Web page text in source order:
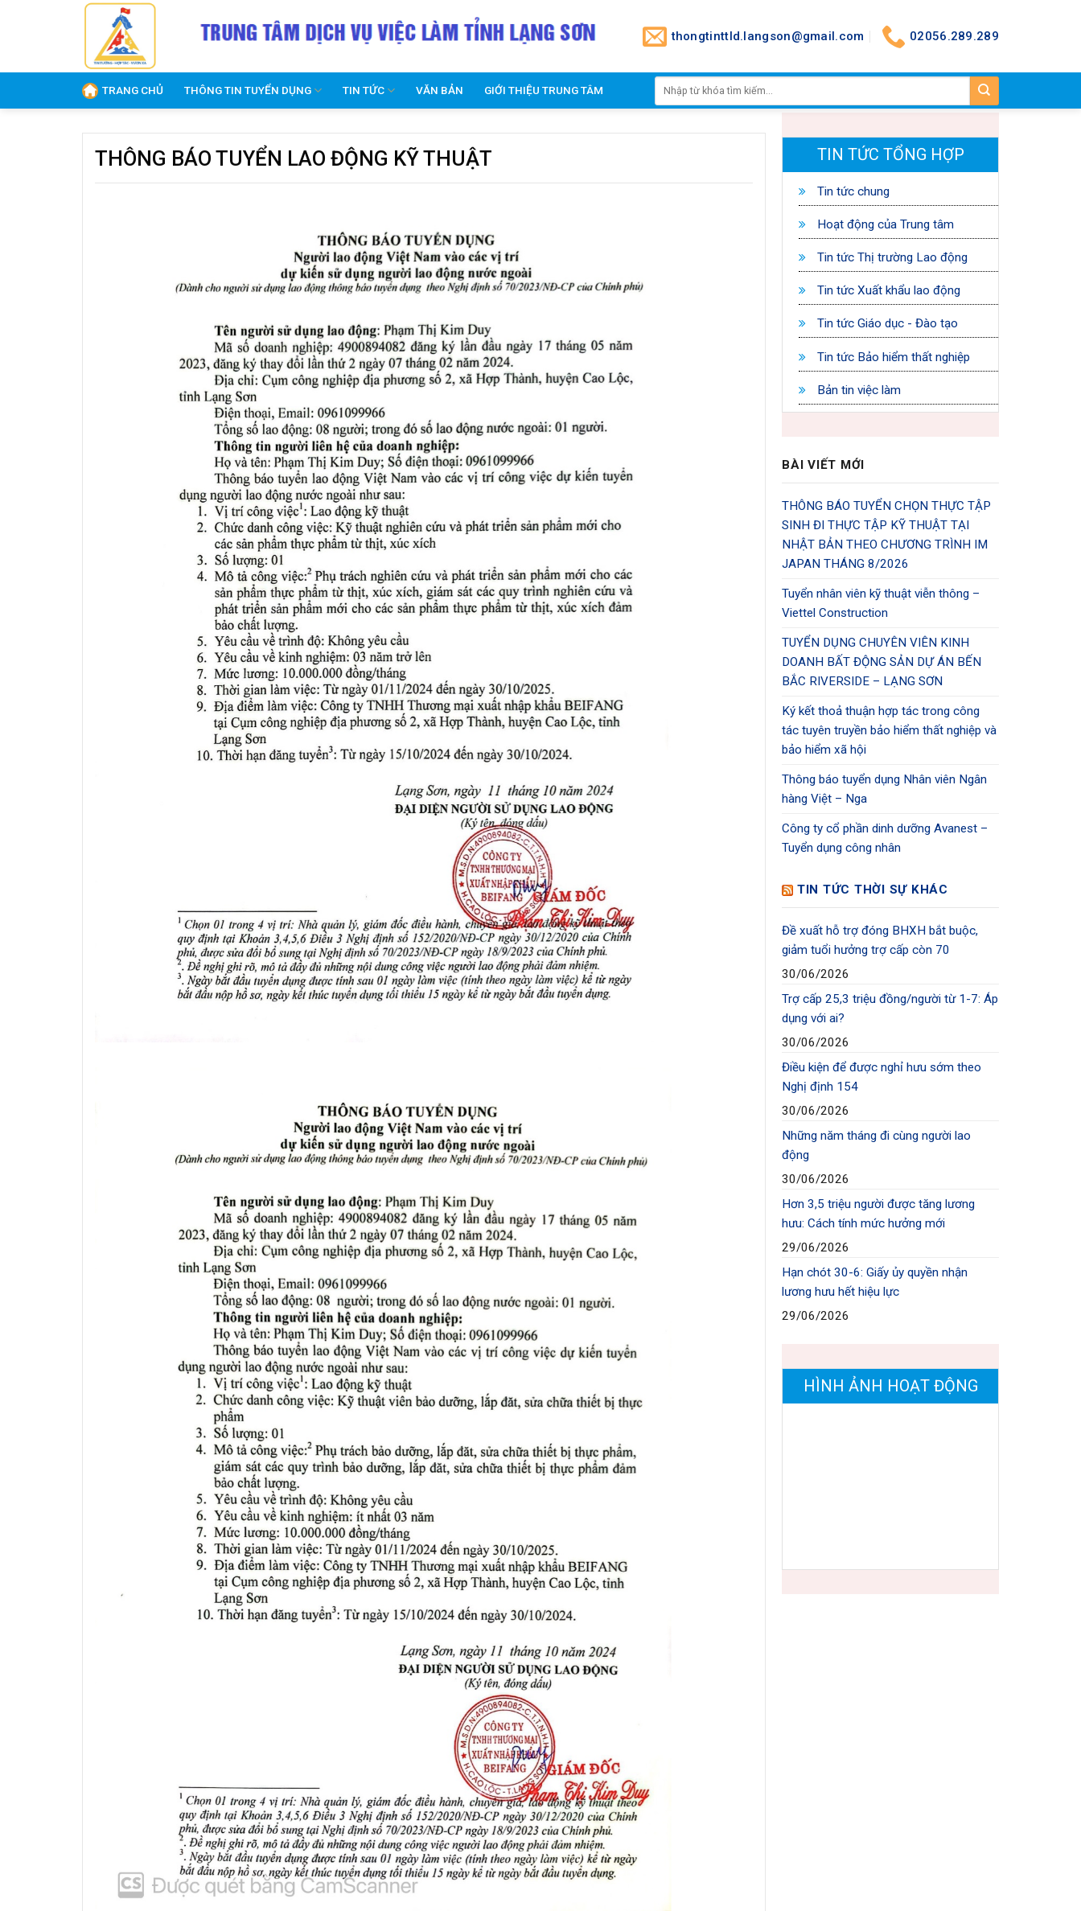
thongtinttld.langson@gmail.com 02056.289.289
TRANG CHỦ THÔNG TIN TUYỂN DỤNG TIN TỨC VĂN BẢN GIỚI THIỆU TRUNG TÂM
THÔNG BÁO TUYỂN LAO ĐỘNG KỸ THUẬT TIN TỨC TỔNG HỢP
Tin tức chung
Hoạt động của Trung tâm
Tin tức Thị trường Lao động
Tin tức Xuất khẩu lao động
Tin tức Giáo dục - Đào tạo
Tin tức Bảo hiểm thất nghiệp
Bản tin việc làm
BÀI VIẾT MỚI
THÔNG BÁO TUYỂN CHỌN THỰC TẬP
SINH ĐI THỰC TẬP KỸ THUẬT TẠI
NHẬT BẢN THEO CHƯƠNG TRÌNH IM
JAPAN THÁNG 8/2026
Tuyển nhân viên kỹ thuật viễn thông –
Viettel Construction
TUYỂN DỤNG CHUYÊN VIÊN KINH
DOANH BẤT ĐỘNG SẢN DỰ ÁN BẾN
BẮC RIVERSIDE – LẠNG SƠN
Ký kết thoả thuận hợp tác trong công
tác tuyên truyền bảo hiểm thất nghiệp và
bảo hiểm xã hội
Thông báo tuyển dụng Nhân viên Ngân
hàng Việt – Nga
Công ty cổ phần dinh dưỡng Avanest –
Tuyển dụng công nhân
TIN TỨC THỜI SỰ KHÁC
Đề xuất hỗ trợ đóng BHXH bắt buộc,
giảm tuổi hưởng trợ cấp còn 70
30/06/2026
Trợ cấp 25,3 triệu đồng/người từ 1-7: Áp
dụng với ai?
30/06/2026
Điều kiện để được nghỉ hưu sớm theo
Nghị định 154
30/06/2026
Những năm tháng đi cùng người lao
động
30/06/2026
Hơn 3,5 triệu người được tăng lương
hưu: Cách tính mức hưởng mới
29/06/2026
Hạn chót 30-6: Giấy ủy quyền nhận
lương hưu hết hiệu lực
29/06/2026
HÌNH ẢNH HOẠT ĐỘNG